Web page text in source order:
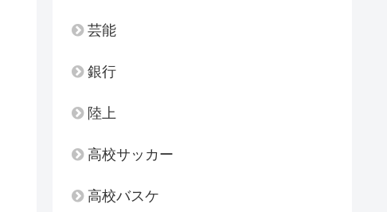
芸能
銀行
陸上
高校サッカー
高校バスケ